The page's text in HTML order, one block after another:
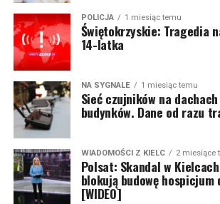
POLICJA 1 miesiąc temu
Świętokrzyskie: Tragedia
14-latka
NA SYGNALE 1 miesiąc temu
Sieć czujników na
budynków. Dane od razu
WIADOMOŚCI Z KIELC 2 miesiące
Polsat: Skandal w
blokują budowę hospicjum
[WIDEO]